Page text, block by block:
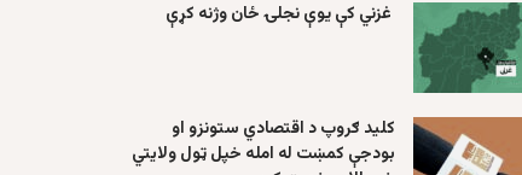
غزني کې یوې نجلۍ ځان وژنه کړې
کلید ګروپ د اقتصادي ستونزو او
بودجې کمښت له امله خپل ټول ولایتي